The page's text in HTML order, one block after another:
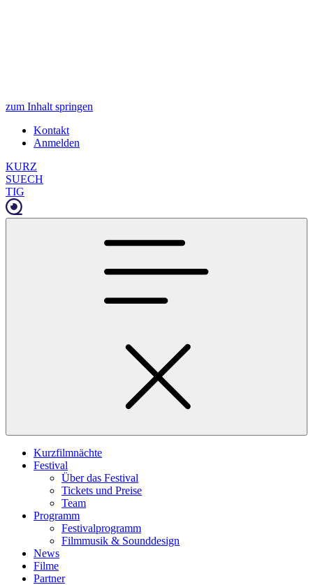
zum Inhalt springen
Kontakt
Anmelden
KURZ
SUECH
TIG
Kurzfilmnächte
Festival
Über das Festival
Tickets und Preise
Team
Programm
Festivalprogramm
Filmmusik & Sounddesign
News
Filme
Partner